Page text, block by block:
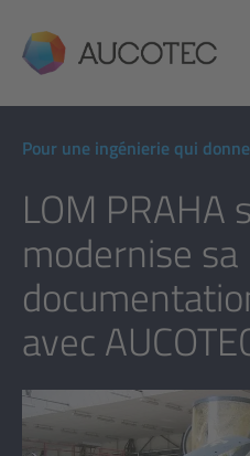
AUCOTEC
Pour une ingénierie qui
LOM PRAHA
modernise sa
avec